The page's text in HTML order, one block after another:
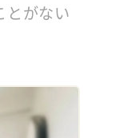
とがない